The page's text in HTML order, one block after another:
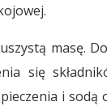
masę.
się
i sodą